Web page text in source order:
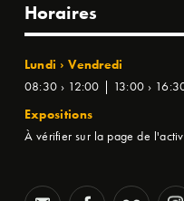
Horaires
Lundi › Vendredi
08:30 › 12:00 | 13:00 ›
Expositions
À vérifier sur la page de